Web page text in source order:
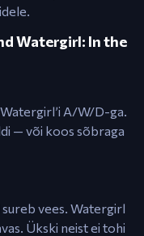
Watergirl: In the
A/W/D-ga.
— või koos sõbraga
sureb vees. Watergirl
Ükski neist ei tohi